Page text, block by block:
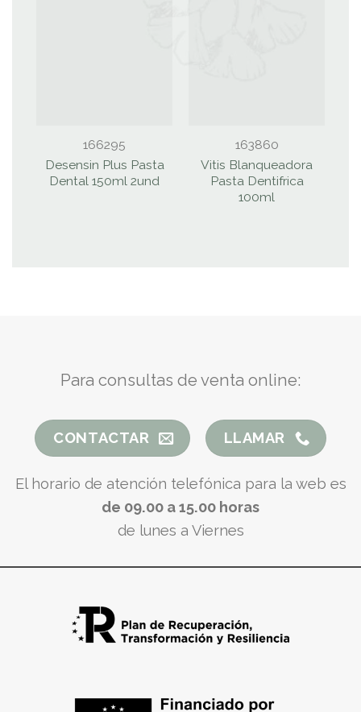
166295
Desensin Plus Pasta
Dental 150ml 2und
163860
Vitis Blanqueadora
Pasta Dentifrica
100ml
Para consultas de venta online:
CONTACTAR LLAMAR
El horario de atención telefónica para la web es
de 09.00 a 15.00 horas
de lunes a Viernes